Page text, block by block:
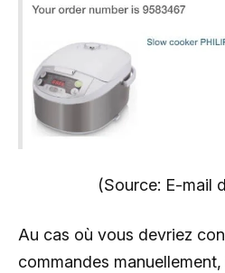
(Source: E-mail
Au cas où vous devriez
commandes